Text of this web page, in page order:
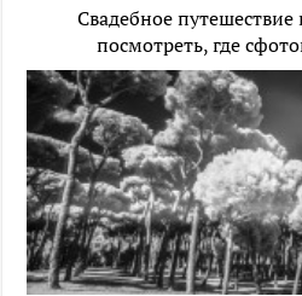
Свадебное
посмотреть, где